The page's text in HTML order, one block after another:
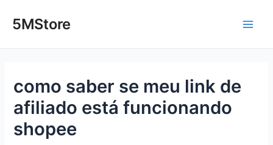
para5MStore
como saber se meu link de
afiliado está funcionando
shopee
navigation